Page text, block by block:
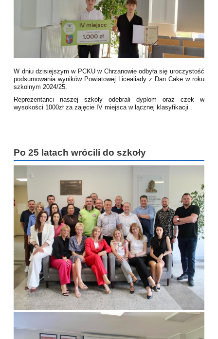
W dniu dzisiejszym w PCKU w Chrzanowie odbyła się uroczystość
podsumowania wyników Powiatowej Licealiady z Dan Cake w roku
szkolnym 2024/25.
Reprezentanci naszejszkoły odebrali dyplom oraz czek w
wysokości 1000zł za zajęcie IV miejsca w łącznej klasyfikacji .
Po 25 latach wrócili do szkoły